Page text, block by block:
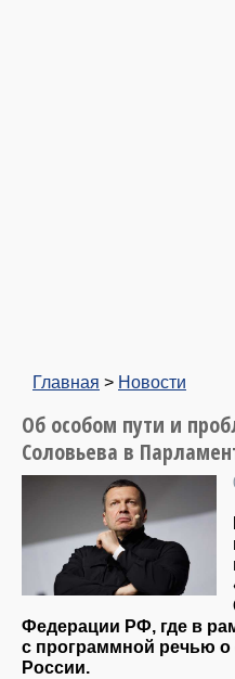
Главная > Новости
Об особом пути и
Соловьева в
Федерации РФ, где в
с программной речью
России.